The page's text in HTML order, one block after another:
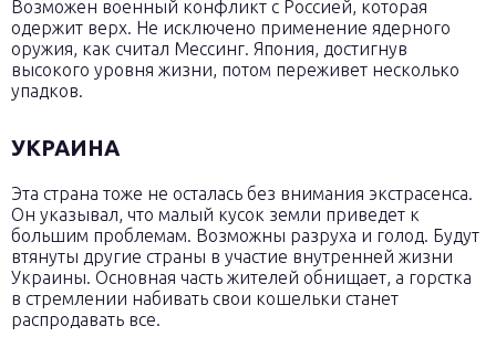
Возможен военный конфликт с Россией, которая
одержит верх. Не исключено применение ядерного
оружия, как считал Мессинг. Япония, достигнув
высокого уровня жизни, потом переживет несколько
упадков.
УКРАИНА
Эта страна тоже не осталась без внимания экстрасенса.
Он указывал, что малый кусок земли приведет к
большим проблемам. Возможны разруха и голод. Будут
втянуты другие страны в участие внутренней жизни
Украины. Основная часть жителей обнищает, а горстка
в стремлении набивать свои кошельки станет
распродавать все.